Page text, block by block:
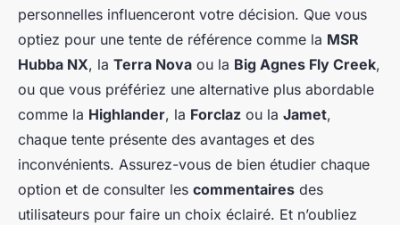
personnelles influenceront votre décision. Que vous
optiez pour une tente de référence comme la MSR
Hubba NX, la Terra Nova ou la Big Agnes Fly Creek,
ou que vous préfériez une alternative plus abordable
comme la Highlander, la Forclaz ou la Jamet,
chaque tente présente des avantages et des
inconvénients. Assurez-vous de bien étudier chaque
option et de consulter les commentaires des
utilisateurs pour faire un choix éclairé. Et n’oubliez